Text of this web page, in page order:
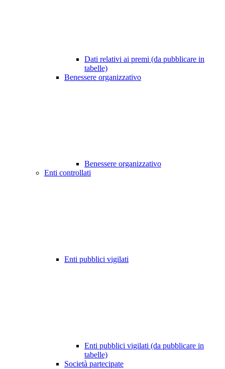
Dati relativi ai premi (da pubblicare in
tabelle)
Benessere organizzativo
Benessere organizzativo
Enti controllati
Enti pubblici vigilati
Enti pubblici vigilati (da pubblicare in
tabelle)
Società partecipate